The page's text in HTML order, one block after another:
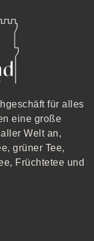
für alles
eine große
Welt an,
grüner Tee,
Früchtetee und